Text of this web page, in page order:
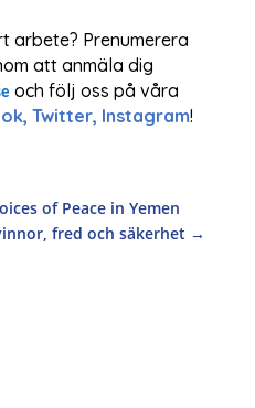
arbete? Prenumerera
att anmäla dig
och följ oss på våra
Twitter, Instagram!
of Peace in Yemen
fred och säkerhet →